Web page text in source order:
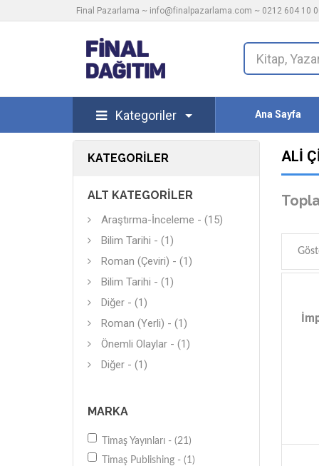
Final Pazarlama ~ info@finalpazarlama.com ~ 0212 604 10
Kategoriler Ana Sayfa
KATEGORILER
ALT KATEGORILER
Araştırma-İnceleme - (15)
Bilim Tarihi - (1)
Roman (Çeviri) - (1)
Bilim Tarihi - (1)
Diğer - (1)
Roman (Yerli) - (1)
Önemli Olaylar - (1)
Diğer - (1)
MARKA
Timaş Yayınları - (21)
Timaş Publishing - (1)
ALI